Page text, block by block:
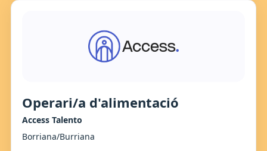
Operari/a d'alimentació
Access Talento
Borriana/Burriana